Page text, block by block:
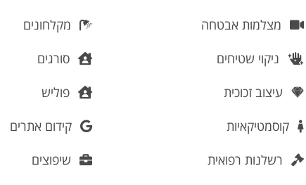
מצלמות אבטחה מקלחונים
ניקוי שטיחים סורגים
עיצוב זכוכית פוליש
קוסמטיקאיות קידום אתרים
רשלנות רפואית שיפוצים